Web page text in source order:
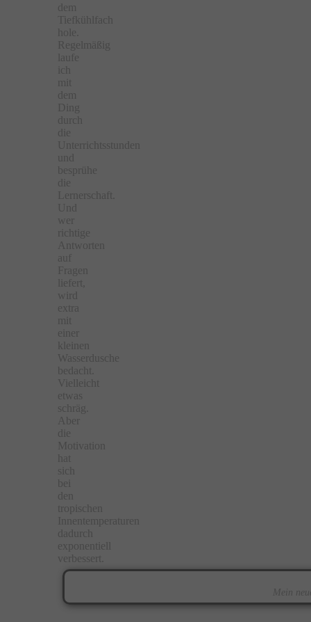
dem
Tiefkühlfach
hole.
Regelmäßig
laufe
ich
mit
dem
Ding
durch
die
Unterrichtsstunden
und
besprühe
die
Lernerschaft.
Und
wer
richtige
Antworten
auf
Fragen
liefert,
wird
extra
mit
einer
kleinen
Wasserdusche
bedacht.
Vielleicht
etwas
schräg.
Aber
die
Motivation
hat
sich
bei
den
tropischen
Innentemperaturen
dadurch
exponentiell
verbessert.
Mein